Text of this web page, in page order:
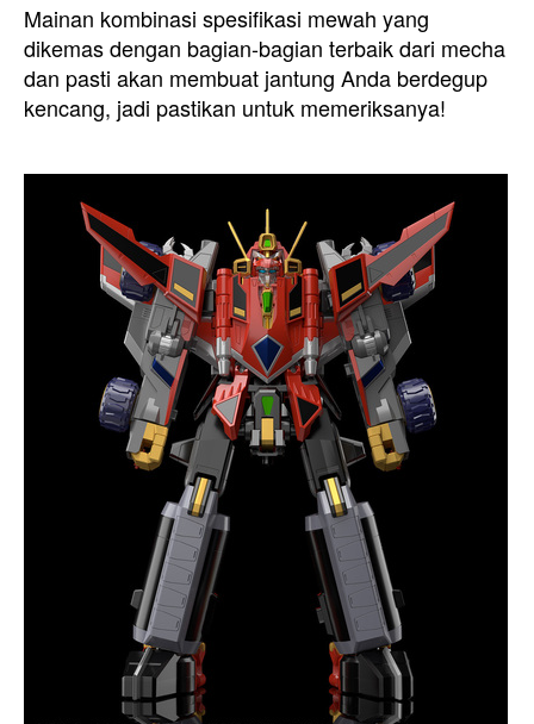
Mainan kombinasi spesifikasi mewah yang
dikemas dengan bagian-bagian terbaik dari mecha
dan pasti akan membuat jantung Anda berdegup
kencang, jadi pastikan untuk memeriksanya!